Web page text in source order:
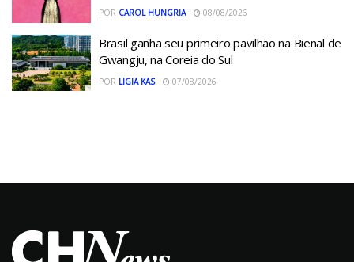
POR CAROL HUNGRIA 08/08/2026
Brasil ganha seu primeiro pavilhão na Bienal de
Gwangju, na Coreia do Sul
POR LIGIA KAS 07/08/2026